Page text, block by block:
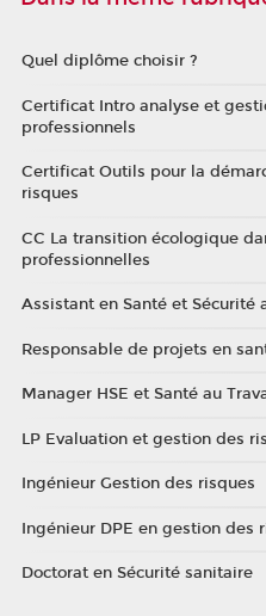
Quel diplôme choisir ?
Certificat Intro analyse et
professionnels
Certificat Outils pour la
risques
CC La transition écologique
professionnelles
Assistant en Santé et Sécurité
Responsable de projets en
Manager HSE et Santé au
LP Evaluation et gestion des
Ingénieur Gestion des risques
Ingénieur DPE en gestion des
Doctorat en Sécurité sanitaire